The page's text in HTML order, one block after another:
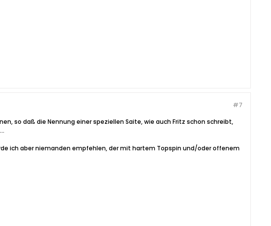
#7
so daß die Nennung einer speziellen Saite, wie auch Fritz schon schreibt,
ich aber niemanden empfehlen, der mit hartem Topspin und/oder offenem